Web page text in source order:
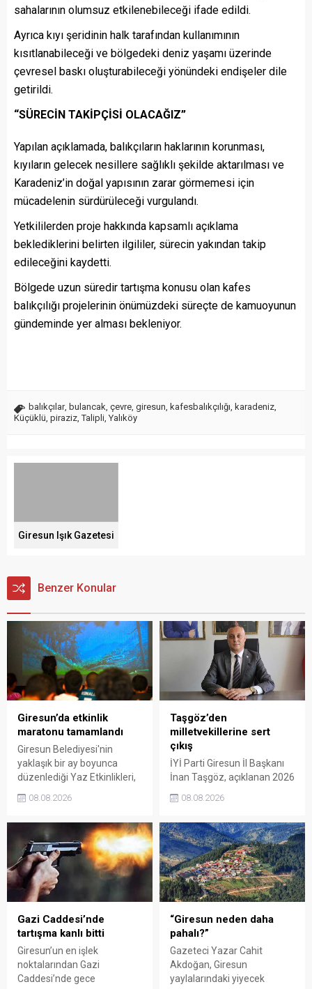
sahalarının olumsuz etkilenebileceği ifade edildi.
Ayrıca kıyı şeridinin halk tarafından kullanımının
kısıtlanabileceği ve bölgedeki deniz yaşamı üzerinde
çevresel baskı oluşturabileceği yönündeki endişeler dile
getirildi.
“SÜRECİN TAKİPÇİSİ OLACAĞIZ”
Yapılan açıklamada, balıkçıların haklarının korunması,
kıyıların gelecek nesillere sağlıklı şekilde aktarılması ve
Karadeniz’in doğal yapısının zarar görmemesi için
mücadelenin sürdürüleceği vurgulandı.
Yetkililerden proje hakkında kapsamlı açıklama
beklediklerini belirten ilgililer, sürecin yakından takip
edileceğini kaydetti.
Bölgede uzun süredir tartışma konusu olan kafes
balıkçılığı projelerinin önümüzdeki süreçte de kamuoyunun
gündeminde yer alması bekleniyor.
balıkçılar, bulancak, çevre, giresun, kafesbalıkçılığı, karadeniz,
Küçüklü, piraziz,Talipli, Yalıköy
Giresun Işık Gazetesi
Benzer Konular
Giresun’da etkinlik
maratonu tamamlandı
Giresun Belediyesi'nin
yaklaşık bir ay boyunca
düzenlediği Yaz Etkinlikleri,
sanat ve eğlenceyle
organizasyonun ardından
Kadın El Emeği Pazarı'nın
süresi de 16 Ağustos'a
kadar uzatıldı.
08.08.2026
Taşgöz’den
milletvekillerine sert
çıkış
İYİ Parti Giresun İl Başkanı
İnan Taşgöz, açıklanan 2026
üzerinden iktidar
eleştirdi. Taşgöz, üreticinin
emeğinin karşılığını
alamadığını savunarak,
Giresun milletvekillerini
sessiz kalmakla suçladı.
08.08.2026
Gazi Caddesi’nde
tartışma kanlı bitti
Giresun’un en işlek
noktalarından Gazi
Caddesi’nde gece
“Giresun neden daha
pahalı?”
Gazeteci Yazar Cahit
Akdoğan, Giresun
yaylalarındaki yiyecek